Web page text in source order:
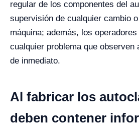
regular de los componentes del
supervisión de cualquier cambio
máquina; además, los
cualquier problema que observen
de inmediato.
Al fabricar los
deben contener